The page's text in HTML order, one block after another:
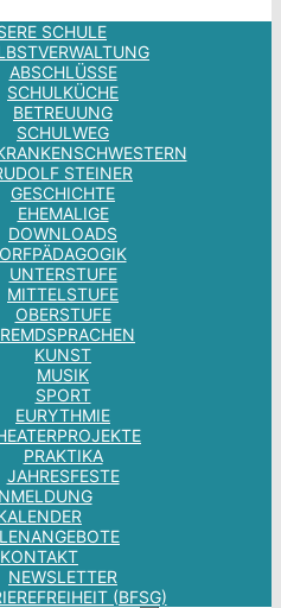
SCHULE
ABSCHLÜSSE
SCHULKÜCHE
BETREUUNG
SCHULWEG
STEINER
GESCHICHTE
EHEMALIGE
DOWNLOADS
UNTERSTUFE
MITTELSTUFE
OBERSTUFE
KUNST
MUSIK
SPORT
EURYTHMIE
PRAKTIKA
JAHRESFESTE
KONTAKT
NEWSLETTER
(BFSG)